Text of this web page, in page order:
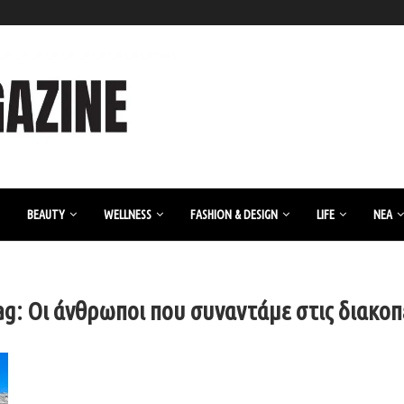
BEAUTY WELLNESS FASHION & DESIGN LIFE ΝΈΑ
Οι άνθρωποι που συναντάμε στις